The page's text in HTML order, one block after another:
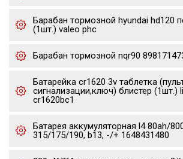
Барабан тормозной hyundai hd120
(1шт.) valeo phc
Барабан тормозной nqr90
Батарейка cr1620 3v таблетка
сигнализации,ключ) блистер (1шт.)
cr1620bc1
Батарея аккумуляторная l4 80ah/
315/175/190, b13, -/+ 1648431480